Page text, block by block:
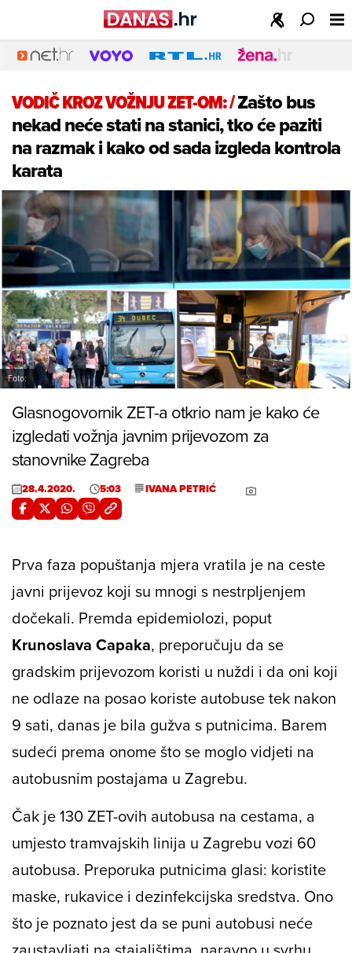
VODIČ KROZ VOŽNJU ZET-OM:/Zašto bus
nekad neće stati na stanici, tko će paziti
na razmak i kako od sada izgleda kontrola
karata
Foto:
Glasnogovornik ZET-a otkrio nam je kako će
izgledati vožnja javnim prijevozom za
stanovnike Zagreba
28.4.2020. 5:03 IVANA PETRIĆ
Prva faza popuštanja mjera vratila je na ceste
javni prijevoz koji su mnogi s nestrpljenjem
dočekali. Premda epidemiolozi, poput
Krunoslava Capaka, preporučuju da se
gradskim prijevozom koristi u nuždi i da oni koji
ne odlaze na posao koriste autobuse tek nakon
9 sati, danas je bila gužva s putnicima. Barem
sudeći prema onome što se moglo vidjeti na
autobusnim postajama u Zagrebu.
Čak je 130 ZET-ovih autobusa na cestama, a
umjesto tramvajskih linija u Zagrebu vozi 60
autobusa. Preporuka putnicima glasi: koristite
maske, rukavice i dezinfekcijska sredstva. Ono
što je poznato jest da se puni autobusi neće